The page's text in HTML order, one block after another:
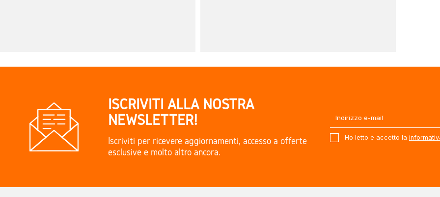
ISCRIVITI ALLA NOSTRA
NEWSLETTER!
Iscriviti per ricevere aggiornamenti, accesso a offerte
esclusive e molto altro ancora.
Ho letto e accetto la